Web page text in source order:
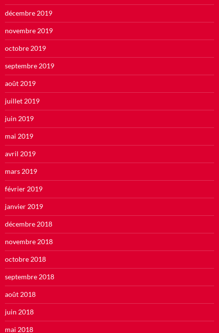
décembre 2019
novembre 2019
octobre 2019
septembre 2019
août 2019
juillet 2019
juin 2019
mai 2019
avril 2019
mars 2019
février 2019
janvier 2019
décembre 2018
novembre 2018
octobre 2018
septembre 2018
août 2018
juin 2018
mai 2018